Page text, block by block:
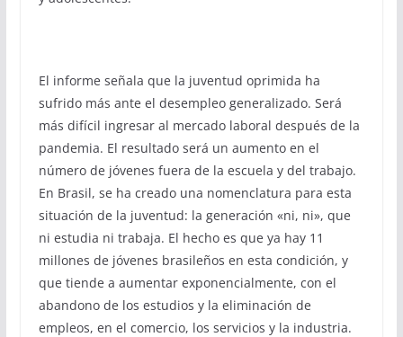
El informe señala que la juventud oprimida ha
sufrido más ante el desempleo generalizado. Será
más difícil ingresar al mercado laboral después de la
pandemia. El resultado será un aumento en el
número de jóvenes fuera de la escuela y del trabajo.
En Brasil, se ha creado una nomenclatura para esta
situación de la juventud: la generación «ni, ni», que
ni estudia ni trabaja. El hecho es que ya hay 11
millones de jóvenes brasileños en esta condición, y
que tiende a aumentar exponencialmente, con el
abandono de los estudios y la eliminación de
empleos, en el comercio, los servicios y la industria.